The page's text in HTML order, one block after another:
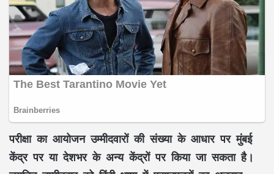
परीक्षा का आयोजन उम्मीदवारों की संख्या के आधार पर मुंबई
केंद्र पर या देशभर के अन्य केंद्रों पर किया जा सकता है।